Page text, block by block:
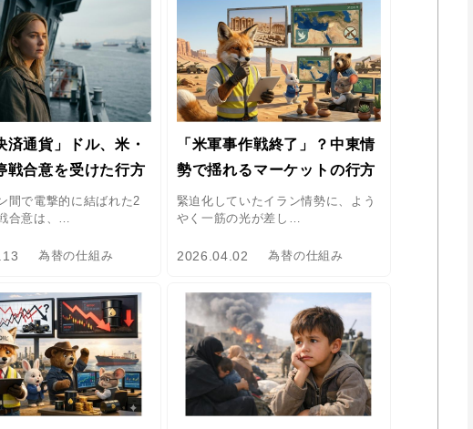
済通貨」ドル、米・
戦合意を受けた行方
間で電撃的に結ばれた2
合意は、…
為替の仕組み
「米軍事作戦終了」？中東情
勢で揺れるマーケットの行方
緊迫化していたイラン情勢に、よう
やく一筋の光が差し…
2026.04.02 為替の仕組み